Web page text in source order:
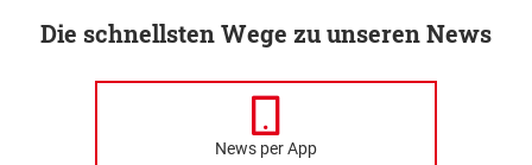
Die schnellsten Wege zu unseren News
News per App